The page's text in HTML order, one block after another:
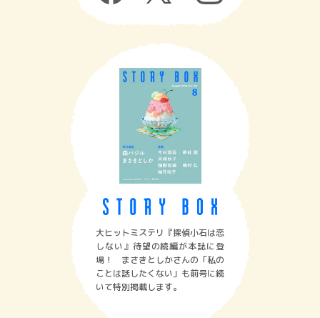
大ヒットミステリ『探偵小石は恋
しない』待望の続編が本誌に登
場！ まさきとしかさんの「私の
ことは話したくない」も前号に続
いて特別掲載します。